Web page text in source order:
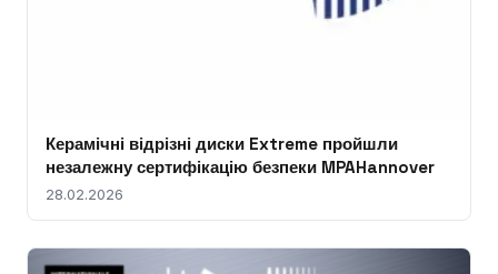
Керамічні відрізні диски Extreme пройшли
незалежну сертифікацію безпеки MPAHannover
28.02.2026